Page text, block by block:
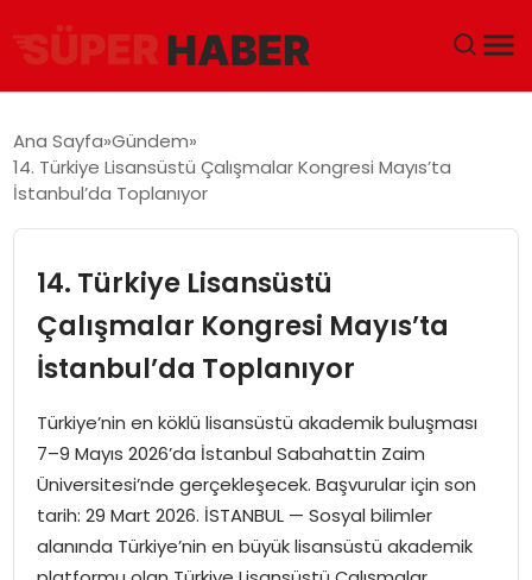
GÜNDEM
EKONOMI
MAGAZIN
SAĞLIK
SIYASET
Ana Sayfa Gündem
14. Türkiye Lisansüstü Çalışmalar Kongresi Mayıs’ta
İstanbul’da Toplanıyor
14. Türkiye Lisansüstü
Çalışmalar Kongresi Mayıs’ta
İstanbul’da Toplanıyor
Türkiye’nin en köklü lisansüstü akademik buluşması
7–9 Mayıs 2026’da İstanbul Sabahattin Zaim
Üniversitesi’nde gerçekleşecek. Başvurular için son
tarih: 29 Mart 2026. İSTANBUL — Sosyal bilimler
alanında Türkiye’nin en büyük lisansüstü akademik